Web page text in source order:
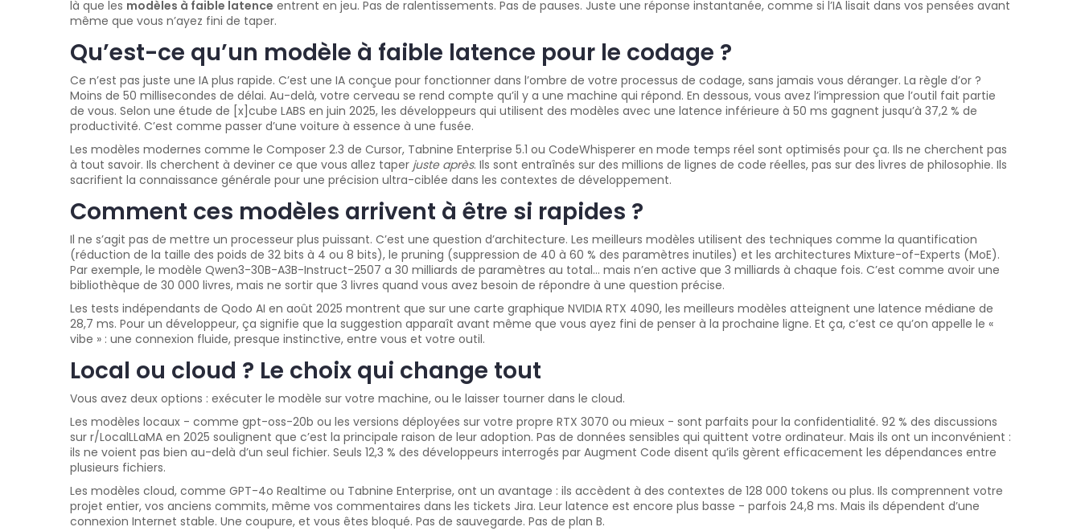
là que les modèles à faible latence entrent en jeu. Pas de ralentissements. Pas de pauses. Juste une réponse instantanée, comme si l’IA lisait dans vos pensées avant
même que vous n’ayez fini de taper.
Qu’est-ce qu’un modèle à faible latence pour le codage ?
Ce n’est pas juste une IA plus rapide. C’est une IA conçue pour fonctionner dans l’ombre de votre processus de codage, sans jamais vous déranger. La règle d’or ?
Moins de 50 millisecondes de délai. Au-delà, votre cerveau se rend compte qu’il y a une machine qui répond. En dessous, vous avez l’impression que l’outil fait partie
de vous. Selon une étude de [x]cube LABS en juin 2025, les développeurs qui utilisent des modèles avec une latence inférieure à 50 ms gagnent jusqu’à 37,2 % de
productivité. C’est comme passer d’une voiture à essence à une fusée.
Les modèles modernes comme le Composer 2.3 de Cursor, Tabnine Enterprise 5.1 ou CodeWhisperer en mode temps réel sont optimisés pour ça. Ils ne cherchent pas
à tout savoir. Ils cherchent à deviner ce que vous allez taper juste après. Ils sont entraînés sur des millions de lignes de code réelles, pas sur des livres de philosophie. Ils
sacrifient la connaissance générale pour une précision ultra-ciblée dans les contextes de développement.
Comment ces modèles arrivent à être si rapides ?
Il ne s’agit pas de mettre un processeur plus puissant. C’est une question d’architecture. Les meilleurs modèles utilisent des techniques comme la quantification
(réduction de la taille des poids de 32 bits à 4 ou 8 bits), le pruning (suppression de 40 à 60 % des paramètres inutiles) et les architectures Mixture-of-Experts (MoE).
Par exemple, le modèle Qwen3-30B-A3B-Instruct-2507 a 30 milliards de paramètres au total… mais n’en active que 3 milliards à chaque fois. C’est comme avoir une
bibliothèque de 30 000 livres, mais ne sortir que 3 livres quand vous avez besoin de répondre à une question précise.
Les tests indépendants de Qodo AI en août 2025 montrent que sur une carte graphique NVIDIA RTX 4090, les meilleurs modèles atteignent une latence médiane de
28,7 ms. Pour un développeur, ça signifie que la suggestion apparaît avant même que vous ayez fini de penser à la prochaine ligne. Et ça, c’est ce qu’on appelle le «
vibe » : une connexion fluide, presque instinctive, entre vous et votre outil.
Local ou cloud ? Le choix qui change tout
Vous avez deux options : exécuter le modèle sur votre machine, ou le laisser tourner dans le cloud.
Les modèles locaux - comme gpt-oss-20b ou les versions déployées sur votre propre RTX 3070 ou mieux - sont parfaits pour la confidentialité. 92 % des discussions
sur r/LocalLLaMA en 2025 soulignent que c’est la principale raison de leur adoption. Pas de données sensibles qui quittent votre ordinateur. Mais ils ont un inconvénient :
ils ne voient pas bien au-delà d’un seul fichier. Seuls 12,3 % des développeurs interrogés par Augment Code disent qu’ils gèrent efficacement les dépendances entre
plusieurs fichiers.
Les modèles cloud, comme GPT-4o Realtime ou Tabnine Enterprise, ont un avantage : ils accèdent à des contextes de 128 000 tokens ou plus. Ils comprennent votre
projet entier, vos anciens commits, même vos commentaires dans les tickets Jira. Leur latence est encore plus basse - parfois 24,8 ms. Mais ils dépendent d’une
connexion Internet stable. Une coupure, et vous êtes bloqué. Pas de sauvegarde. Pas de plan B.